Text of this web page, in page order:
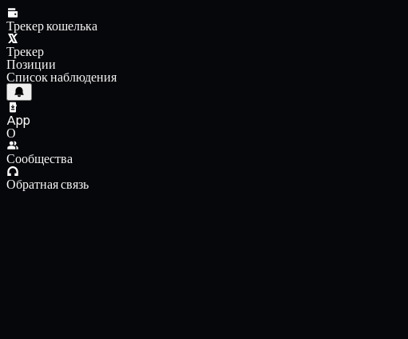
Трекер кошелька
Трекер
Позиции
Список наблюдения
App
О
Сообщества
Обратная связь